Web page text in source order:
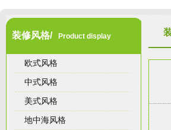
装修风格/ Product display
欧式风格
中式风格
美式风格
地中海风格